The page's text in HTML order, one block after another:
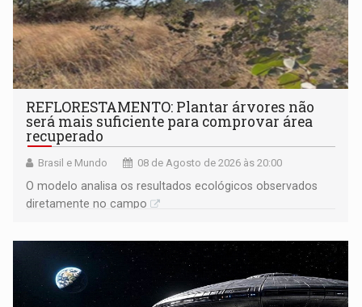
REFLORESTAMENTO: Plantar árvores não
será mais suficiente para comprovar área
recuperado
Brasil e Mundo 08 de Agosto de 2026 às 20:00
O modelo analisa os resultados ecológicos observados
diretamente no campo